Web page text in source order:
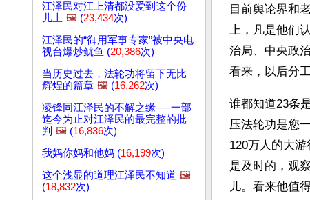
江泽民对江上清都没爱到这个份
儿上 🖼️ (23,434次)
江泽民的“御用军事专家”被中央电
视台爆炒鱿鱼 (20,386次)
当历史过去，法轮功将留下无比
辉煌的篇章 🖼️ (16,262次)
凌锋同江泽民的不解之缘──一部
迄今为止对江泽民的最完整的批
判 🖼️ (16,836次)
我妈你妈和他妈 (16,199次)
这个浅显的道理江泽民不知道 🖼️
(18,832次)
目前舆论界和
上，凡是他们
治局、中央政
看来，以后分
谁都知道23条
压法轮功是您
120万人的大
是及时的，观
儿。看来他值